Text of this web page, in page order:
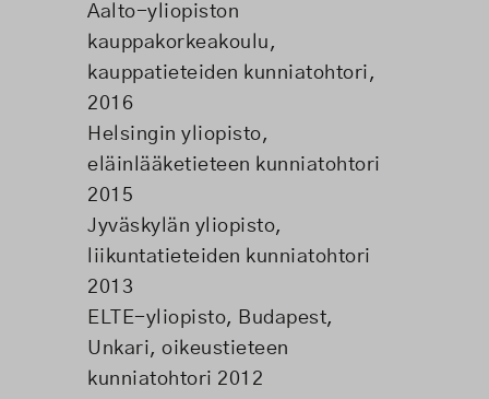
Aalto-yliopiston
kauppakorkeakoulu,
kauppatieteiden kunniatohtori,
2016
Helsingin yliopisto,
eläinlääketieteen kunniatohtori
2015
Jyväskylän yliopisto,
liikuntatieteiden kunniatohtori
2013
ELTE-yliopisto, Budapest,
Unkari, oikeustieteen
kunniatohtori 2012